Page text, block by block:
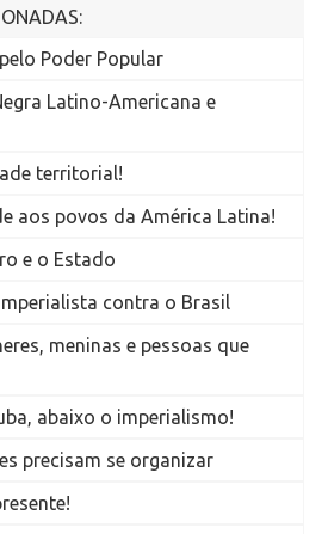
Poder Popular
Latino-Americana e
territorial!
aos povos da América Latina!
e o Estado
contra o Brasil
meninas e pessoas que
abaixo o imperialismo!
precisam se organizar